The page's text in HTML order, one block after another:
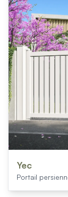
Yec
Portail